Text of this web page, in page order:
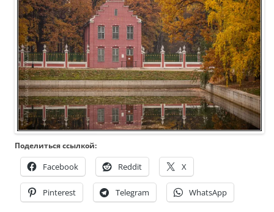
Поделиться ссылкой:
Facebook Reddit X
Pinterest Telegram WhatsApp